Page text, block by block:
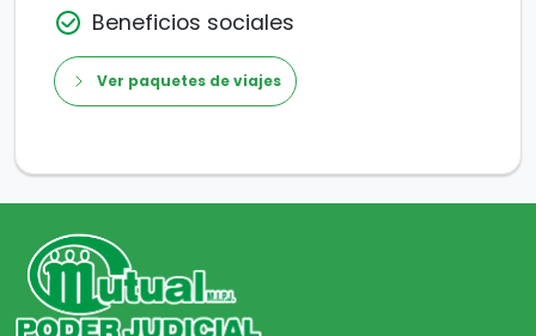
Beneficios sociales
Ver paquetes de viajes